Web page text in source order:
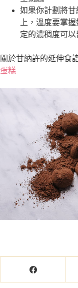
如果你計劃將
上，溫度要掌
定的濃稠度可以
關於甘納許的延伸食
蛋糕